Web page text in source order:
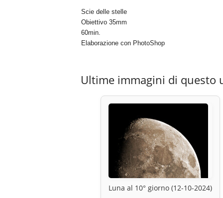
Scie delle stelle
Obiettivo 35mm
60min.
Elaborazione con PhotoShop
Ultime immagini di questo
Luna al 10° giorno (12-10-2024)